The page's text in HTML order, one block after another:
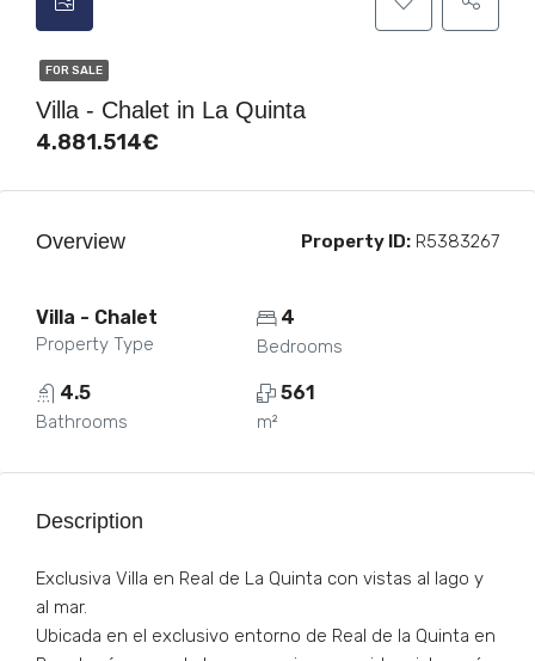
FOR SALE
Villa - Chalet in La Quinta
4.881.514€
Overview Property ID: R5383267
Villa - Chalet
Property Type
4
Bedrooms
4.5
Bathrooms
561
m²
Description
Exclusiva Villa en Real de La Quinta con vistas al lago y
al mar.
Ubicada en el exclusivo entorno de Real de la Quinta en